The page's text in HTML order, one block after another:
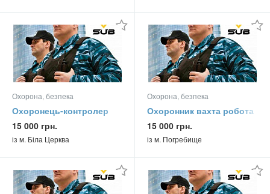
Охорона, безпека
Охоронець-контролер
вахта
15 000 грн.
із м. Біла Церква
Охорона, безпека
Охоронник вахта робота
15 000 грн.
із м. Погребище